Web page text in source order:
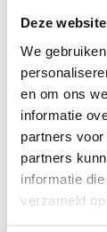
Deze
We
en om ons
informatie
partners
partners
informatie
verzameld
Samen
Diversiteit